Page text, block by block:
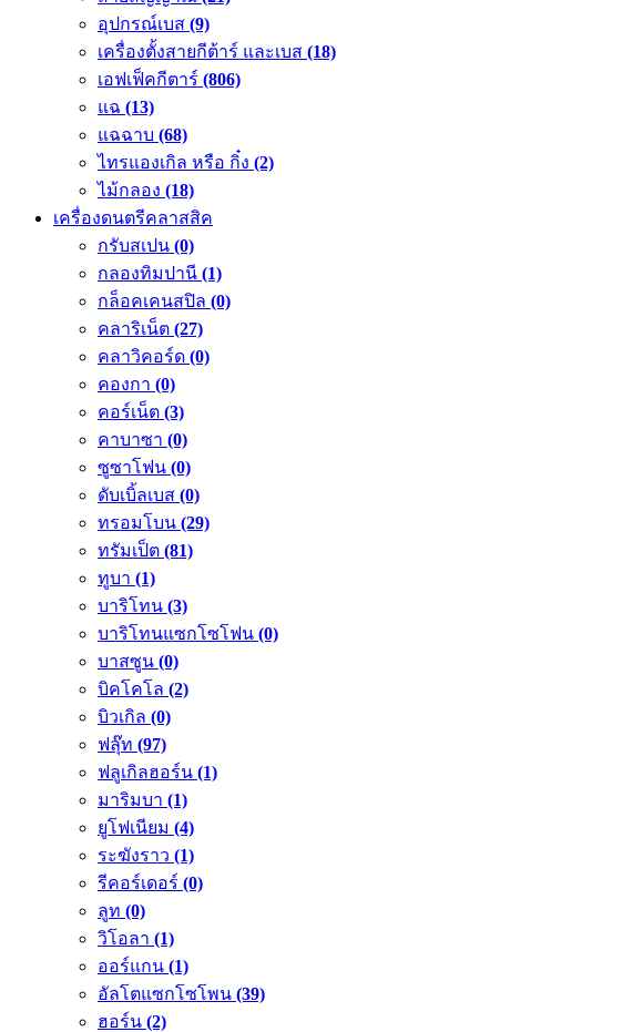
อุปกรณ์เบส (9)
เครื่องตั้งสายกีต้าร์ และเบส (18)
เอฟเฟ็คกีตาร์ (806)
แฉ (13)
แฉฉาบ (68)
ไทรแองเกิล หรือ กิ๋ง (2)
ไม้กลอง (18)
เครื่องดนตรีคลาสสิค
กรับสเปน (0)
กลองทิมปานี (1)
กล็อคเคนสปิล (0)
คลาริเน็ต (27)
คลาวิคอร์ด (0)
คองกา (0)
คอร์เน็ต (3)
คาบาซา (0)
ซูซาโฟน (0)
ดับเบิ้ลเบส (0)
ทรอมโบน (29)
ทรัมเป็ต (81)
ทูบา (1)
บาริโทน (3)
บาริโทนแซกโซโฟน (0)
บาสซูน (0)
บิคโคโล (2)
บิวเกิล (0)
ฟลุ๊ท (97)
ฟลูเกิลฮอร์น (1)
มาริมบา (1)
ยูโฟเนียม (4)
ระฆังราว (1)
รีคอร์เดอร์ (0)
ลูท (0)
วิโอลา (1)
ออร์แกน (1)
อัลโตแซกโซโพน (39)
ฮอร์น (2)